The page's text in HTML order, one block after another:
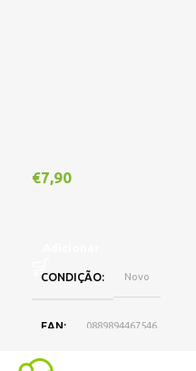
€7,90
CONDIÇÃO Novo
EAN 0889894467546